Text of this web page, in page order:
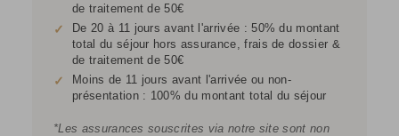
de traitement de 50€
✓
De 20 à 11 jours avant l'arrivée : 50% du montant
total du séjour hors assurance, frais de dossier &
de traitement de 50€
✓
Moins de 11 jours avant l'arrivée ou non-
présentation : 100% du montant total du séjour
*Les assurances souscrites via notre site sont non